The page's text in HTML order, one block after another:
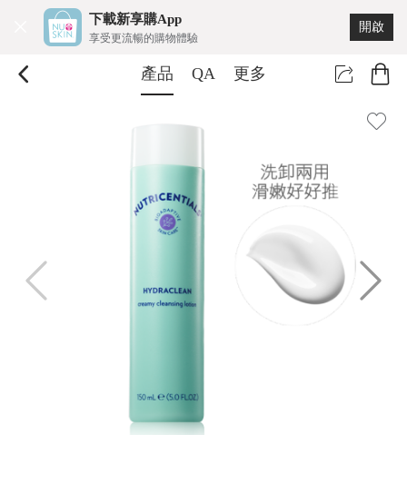
下載新享購App
享受更流暢的購物體驗
開啟
產品 QA 更多